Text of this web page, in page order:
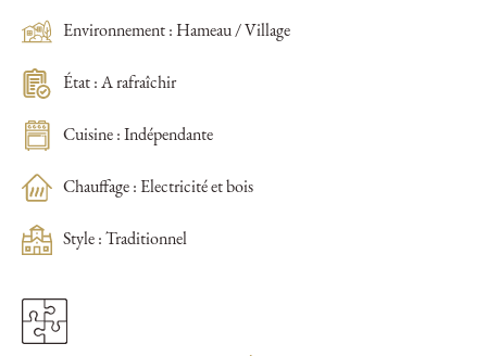
Environnement : Hameau / Village
État : A rafraîchir
Cuisine : Indépendante
Chauffage : Electricité et bois
Style : Traditionnel